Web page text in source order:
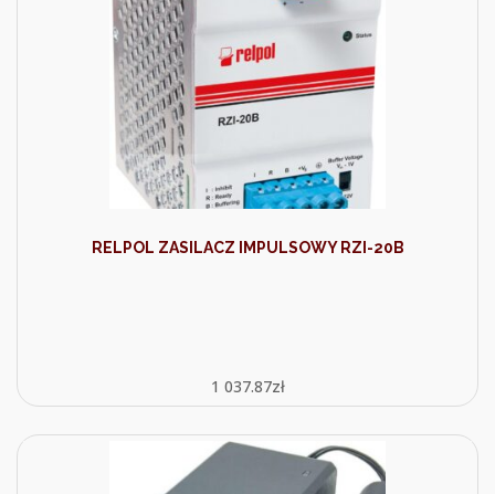
RELPOL ZASILACZ IMPULSOWY RZI-20B
1 037.87zł